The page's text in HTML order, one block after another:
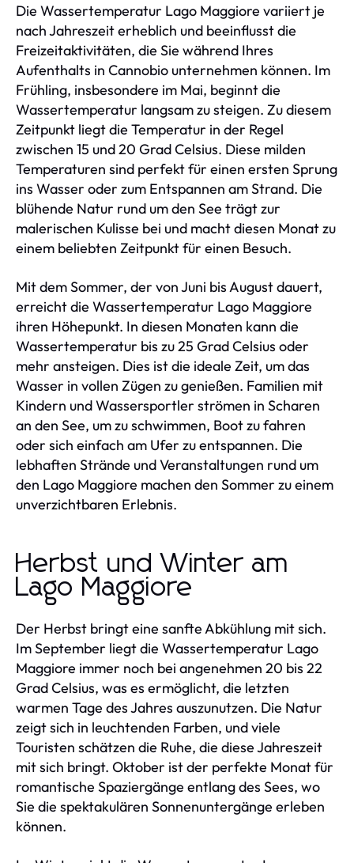
Die Wassertemperatur Lago Maggiore variiert je
nach Jahreszeit erheblich und beeinflusst die
Freizeitaktivitäten, die Sie während Ihres
Aufenthalts in Cannobio unternehmen können. Im
Frühling, insbesondere im Mai, beginnt die
Wassertemperatur langsam zu steigen. Zu diesem
Zeitpunkt liegt die Temperatur in der Regel
zwischen 15 und 20 Grad Celsius. Diese milden
Temperaturen sind perfekt für einen ersten Sprung
ins Wasser oder zum Entspannen am Strand. Die
blühende Natur rund um den See trägt zur
malerischen Kulisse bei und macht diesen Monat zu
einem beliebten Zeitpunkt für einen Besuch.
Mit dem Sommer, der von Juni bis August dauert,
erreicht die Wassertemperatur Lago Maggiore
ihren Höhepunkt. In diesen Monaten kann die
Wassertemperatur bis zu 25 Grad Celsius oder
mehr ansteigen. Dies ist die ideale Zeit, um das
Wasser in vollen Zügen zu genießen. Familien mit
Kindern und Wassersportler strömen in Scharen
an den See, um zu schwimmen, Boot zu fahren
oder sich einfach am Ufer zu entspannen. Die
lebhaften Strände und Veranstaltungen rund um
den Lago Maggiore machen den Sommer zu einem
unverzichtbaren Erlebnis.
Herbst und Winter am
Lago Maggiore
Der Herbst bringt eine sanfte Abkühlung mit sich.
Im September liegt die Wassertemperatur Lago
Maggiore immer noch bei angenehmen 20 bis 22
Grad Celsius, was es ermöglicht, die letzten
warmen Tage des Jahres auszunutzen. Die Natur
zeigt sich in leuchtenden Farben, und viele
Touristen schätzen die Ruhe, die diese Jahreszeit
mit sich bringt. Oktober ist der perfekte Monat für
romantische Spaziergänge entlang des Sees, wo
Sie die spektakulären Sonnenuntergänge erleben
können.